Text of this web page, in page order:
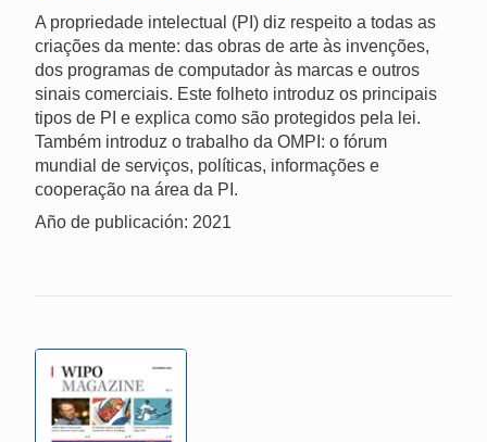
A propriedade intelectual (PI) diz respeito a todas as
criações da mente: das obras de arte às invenções,
dos programas de computador às marcas e outros
sinais comerciais. Este folheto introduz os principais
tipos de PI e explica como são protegidos pela lei.
Também introduz o trabalho da OMPI: o fórum
mundial de serviços, políticas, informações e
cooperação na área da PI.
Año de publicación: 2021